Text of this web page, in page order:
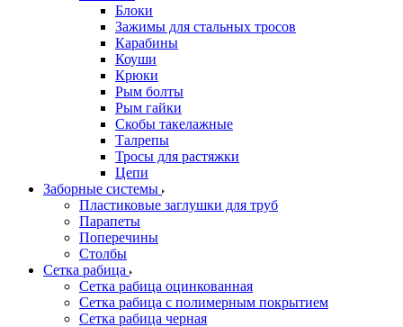
Блоки
Зажимы для стальных тросов
Карабины
Коуши
Крюки
Рым болты
Рым гайки
Скобы такелажные
Талрепы
Тросы для растяжки
Цепи
Заборные системы
Пластиковые заглушки для труб
Парапеты
Поперечины
Столбы
Сетка рабица
Сетка рабица оцинкованная
Сетка рабица с полимерным покрытием
Сетка рабица черная